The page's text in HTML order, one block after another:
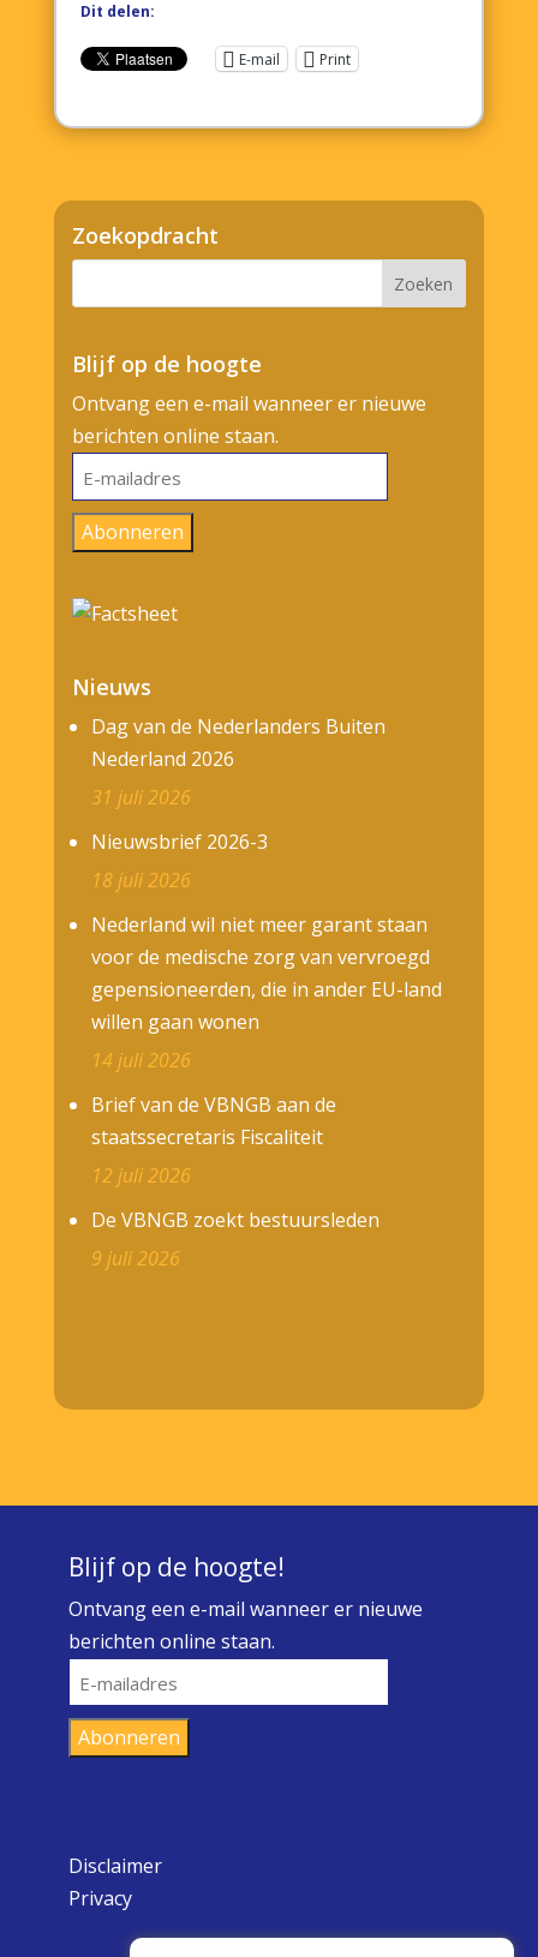
Dit delen:
E-mail Print
Zoekopdracht
Blijf op de hoogte
Ontvang een e-mail wanneer er nieuwe
berichten online staan.
E-
mailadres
Abonneren
Nieuws
Dag van de Nederlanders Buiten
Nederland 2026
31 juli 2026
Nieuwsbrief 2026-3
18 juli 2026
Nederland wil niet meer garant staan
voor de medische zorg van vervroegd
gepensioneerden, die in ander EU-land
willen gaan wonen
14 juli 2026
Brief van de VBNGB aan de
staatssecretaris Fiscaliteit
12 juli 2026
De VBNGB zoekt bestuursleden
9 juli 2026
Blijf op de hoogte!
Ontvang een e-mail wanneer er nieuwe
berichten online staan.
E-
mailadres
Abonneren
Disclaimer
Privacy